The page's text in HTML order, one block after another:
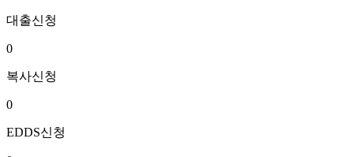
대출신청
0
복사신청
0
EDDS신청